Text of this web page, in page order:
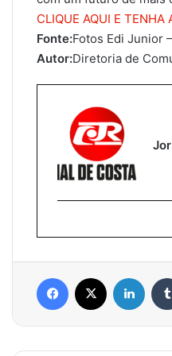
CLIQUE AQUI E TENHA
Fonte:Fotos Edi Junior
Autor:Diretoria de
Facebook